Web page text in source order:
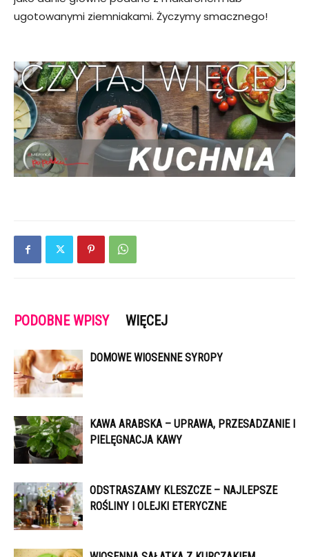
ugotowanymi ziemniakami. Życzymy smacznego!
PODOBNE WPISY WIĘCEJ
DOMOWE WIOSENNE SYROPY
KAWA ARABSKA – UPRAWA, PRZESADZANIE I
PIELĘGNACJA KAWY
ODSTRASZAMY KLESZCZE – NAJLEPSZE
ROŚLINY I OLEJKI ETERYCZNE